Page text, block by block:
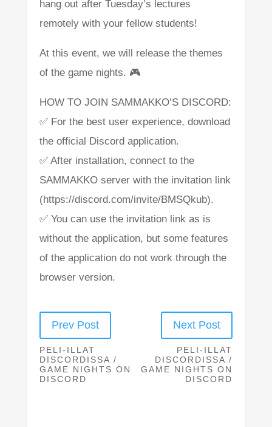
hang out after Tuesday’s lectures
remotely with your fellow students!
At this event, we will release the themes
of the game nights. 🎮
HOW TO JOIN SAMMAKKO’S DISCORD:
✅ For the best user experience, download
the official Discord application.
✅ After installation, connect to the
SAMMAKKO server with the invitation link
(https://discord.com/invite/BMSQkub).
✅ You can use the invitation link as is
without the application, but some features
of the application do not work through the
browser version.
Prev Post
PELI-ILLAT
DISCORDISSA /
GAME NIGHTS ON
DISCORD
Next Post
PELI-ILLAT
DISCORDISSA /
GAME NIGHTS ON
DISCORD